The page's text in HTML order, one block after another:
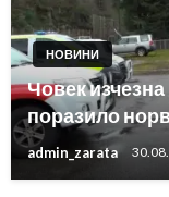
НОВИНИ
Човек
поразило
admin_zarata